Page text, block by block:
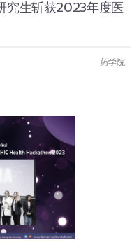
究生斩获2023年度医
药学院